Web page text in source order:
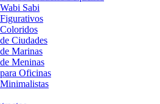
Sabi
Ciudades
Marinas
Meninas
Oficinas